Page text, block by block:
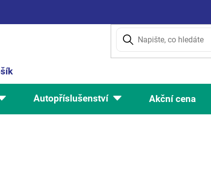
Autopříslušenství Akční cena